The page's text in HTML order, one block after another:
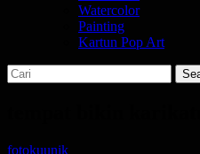
Watercolor
Painting
Kartun Pop Art
Search
Search
for:
Posted
Author
fotokuunik